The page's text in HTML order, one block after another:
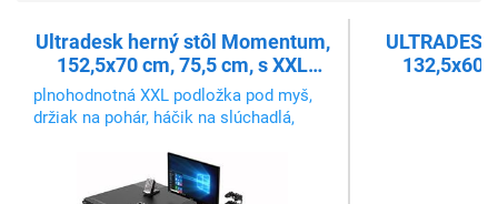
Ultradesk herný stôl Momentum,
152,5x70 cm, 75,5 cm, s XXL
podložkou pod myš, držiak
slúchadiel, nápojov, mobilu,
plnohodnotná XXL podložka pod myš,
držiak na pohár, háčik na slúchadlá,
mobilné telefóny, 2x otvor na kábel